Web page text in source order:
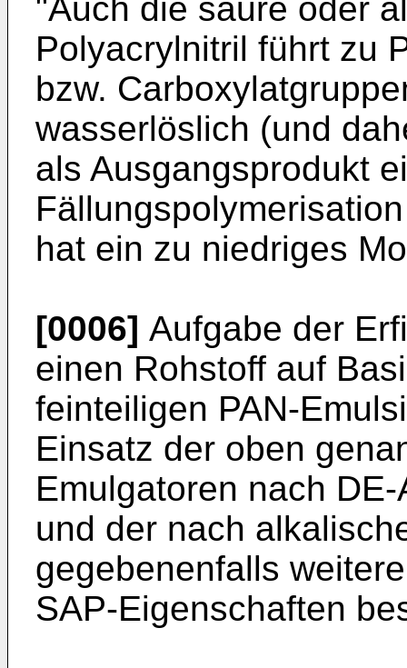
"Auch die saure oder
Polyacrylnitril führt zu
bzw.
wasserlöslich (und
als Ausgangsprodukt
hat ein zu niedriges
[0006] Aufgabe der
einen Rohstoff auf
feinteiligen PAN-
Einsatz der oben
Emulgatoren nach
und der nach
gegebenenfalls
SAP-Eigenschaften